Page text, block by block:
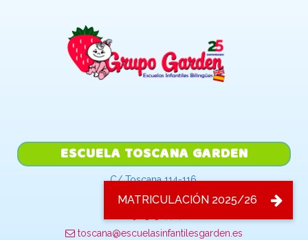
ESCUELA TOSCANA GARDEN
C/ Toscana 114-116,
28032, Madrid
toscana@escuelasinfantilesgarden.es